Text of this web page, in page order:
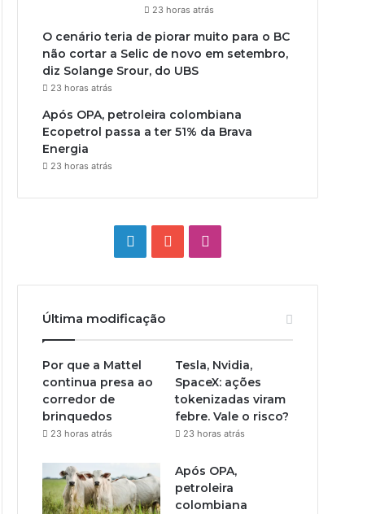
23 horas atrás
O cenário teria de piorar muito para o BC
não cortar a Selic de novo em setembro,
diz Solange Srour, do UBS
23 horas atrás
Após OPA, petroleira colombiana
Ecopetrol passa a ter 51% da Brava
Energia
23 horas atrás
LinkedinYouTube
Última modificação
Por que a Mattel
continua presa ao
corredor de
brinquedos
23 horas atrás
Tesla, Nvidia,
SpaceX: ações
tokenizadas viram
febre. Vale o risco?
23 horas atrás
Após OPA,
petroleira
colombiana